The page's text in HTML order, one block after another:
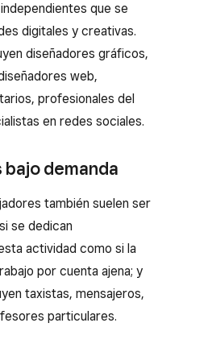
que se
digitales y creativas.
diseñadores gráficos,
web,
profesionales del
en redes sociales.
demanda
también suelen ser
se dedican
actividad como si la
por cuenta ajena; y
taxistas, mensajeros,
particulares.